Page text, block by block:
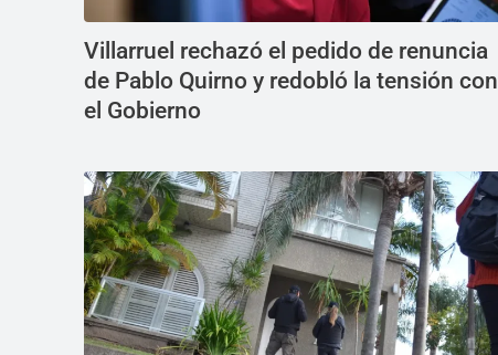
Villarruel rechazó el pedido de renuncia
de Pablo Quirno y redobló la tensión con
el Gobierno